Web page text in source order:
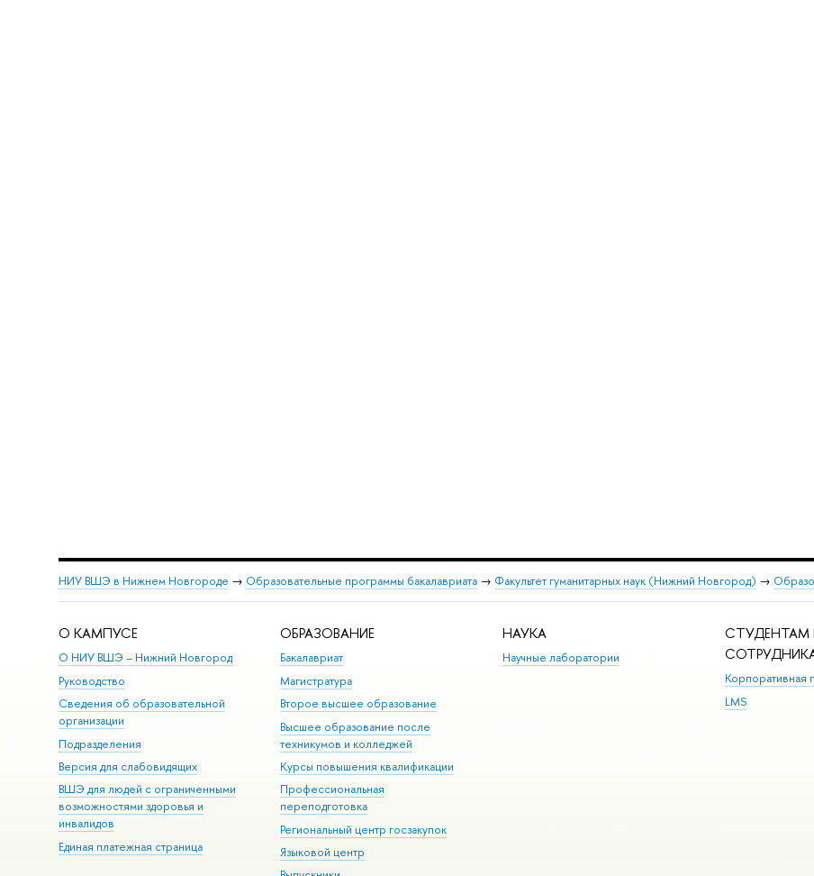
НИУ ВШЭ в Нижнем Новгороде → Образовательные программы бакалавриата→ Факультет гуманитарных наук (Нижний Новгород) →
О КАМПУСЕ
О НИУ ВШЭ – Нижний Новгород
Руководство
Сведения об образовательной
организации
Подразделения
Версия для слабовидящих
ВШЭ для людей с ограниченными
возможностями здоровья и
инвалидов
Единая платежная страница
ОБРАЗОВАНИЕ
Бакалавриат
Магистратура
Второе высшее образование
Высшее образование после
техникумов и колледжей
Курсы повышения квалификации
Профессиональная
переподготовка
Региональный центр госзакупок
Языковой центр
НАУКА
Научные лаборатории
СТУДЕНТАМ
Корпоративная
LMS